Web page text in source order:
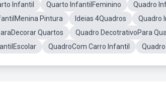
Infantil
Quarto InfantilFeminino Quadro
Pintura
Ideias 4Quadros Quadro
Quartos
Quadro DecotrativoPara
QuadroCom Carro Infantil